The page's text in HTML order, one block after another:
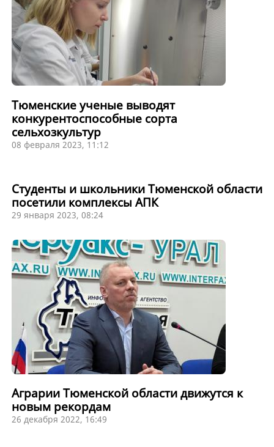
Тюменские ученые выводят
конкурентоспособные сорта
сельхозкультур
08 февраля 2023, 11:12
Студенты и школьники Тюменской области
посетили комплексы АПК
29 января 2023, 08:24
Аграрии Тюменской области движутся к
новым рекордам
26 декабря 2022, 16:49